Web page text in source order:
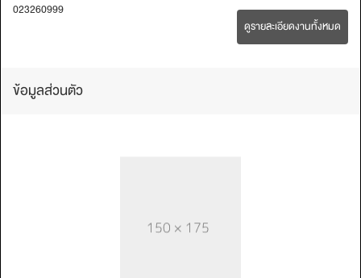
023260999
ดูรายละเอียดงานทั้งหมด
ข้อมูลส่วนตัว